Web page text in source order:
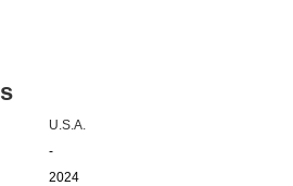
U.S.A.
-
2024